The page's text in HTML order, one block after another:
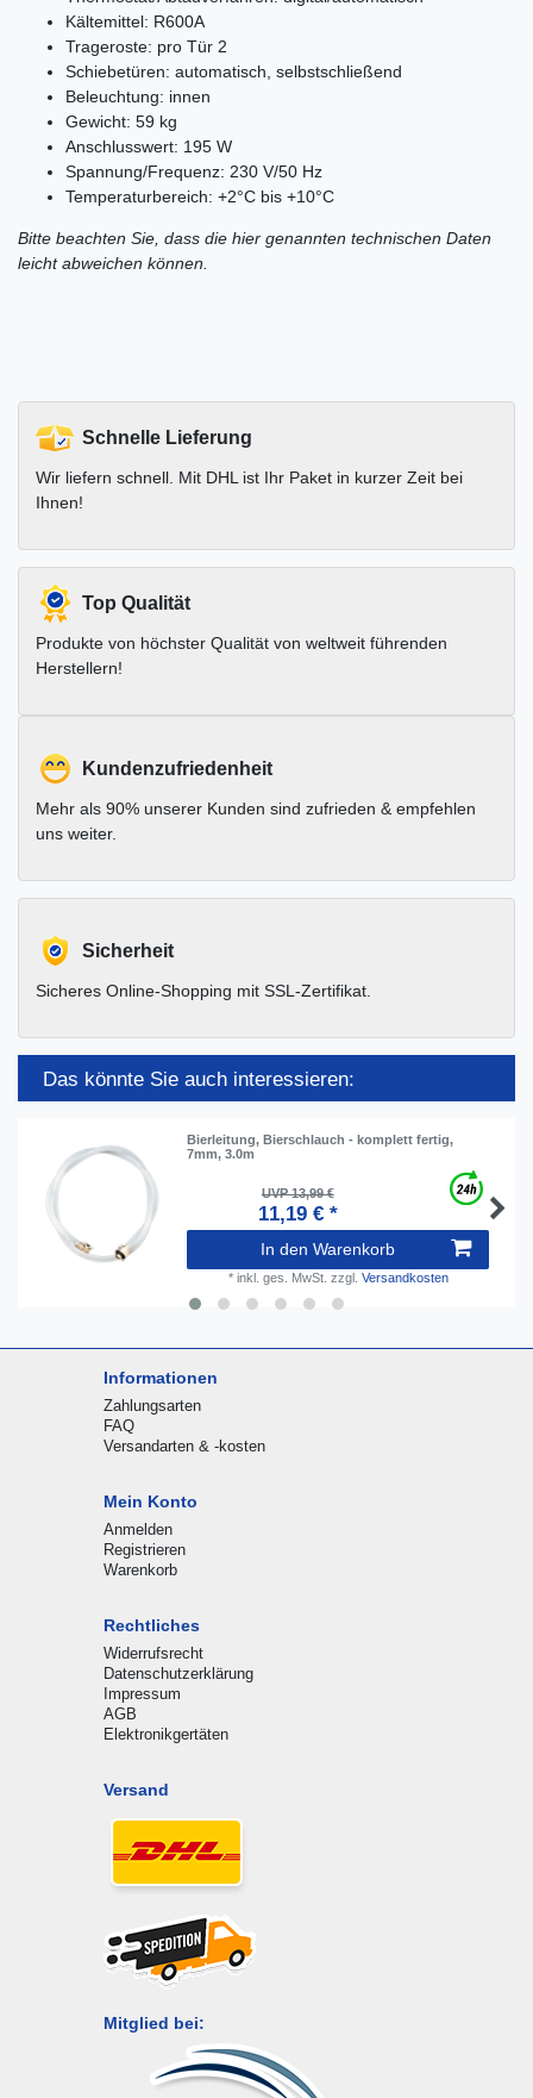
Kältemittel: R600A
Trageroste: pro Tür 2
Schiebetüren: automatisch, selbstschließend
Beleuchtung: innen
Gewicht: 59 kg
Anschlusswert: 195 W
Spannung/Frequenz: 230 V/50 Hz
Temperaturbereich: +2°C bis +10°C
Bitte beachten Sie, dass die hier genannten technischen Daten
leicht abweichen können.
Schnelle Lieferung
Wir liefern schnell. Mit DHL ist Ihr Paket in kurzer Zeit bei
Ihnen!
Top Qualität
Produkte von höchster Qualität von weltweit führenden
Herstellern!
Kundenzufriedenheit
Mehr als 90% unserer Kunden sind zufrieden & empfehlen
uns weiter.
Sicherheit
Sicheres Online-Shopping mit SSL-Zertifikat.
Das könnte Sie auch interessieren:
Bierleitung, Bierschlauch - komplett fertig,
7mm, 3.0m
UVP 13,99 €
11,19 € *
In den Warenkorb
* inkl. ges. MwSt. zzgl. Versandkosten
Informationen
Zahlungsarten
FAQ
Versandarten & -kosten
Mein Konto
Anmelden
Registrieren
Warenkorb
Rechtliches
Widerrufsrecht
Datenschutzerklärung
Impressum
AGB
Elektronikgertäten
Versand
Mitglied bei: